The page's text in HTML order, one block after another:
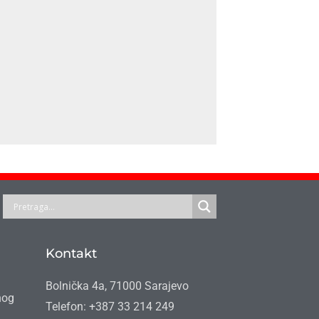
Kontakt
Bolnička 4a, 71000 Sarajevo
Telefon: +387 33 214 249